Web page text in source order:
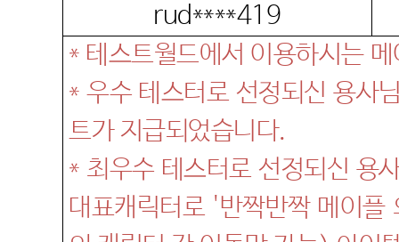
rud****419
* 테스트월드에서 이용하시는
*우수 테스터로 선정되신 용사
트가 지급되었습니다.
* 최우수 테스터로 선정되신 용
대표캐릭터로 '반짝반짝 메이플